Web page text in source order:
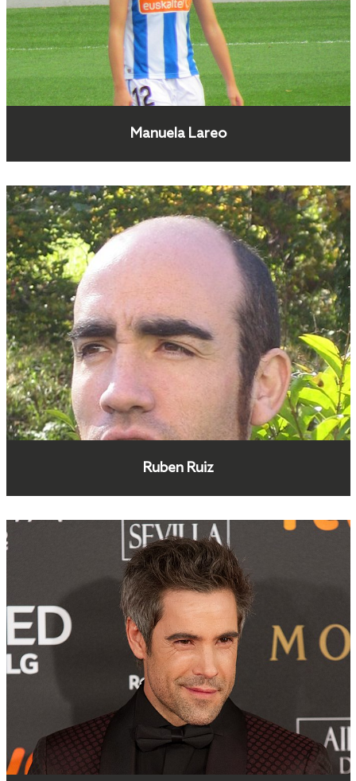
Manuela Lareo
Ruben Ruiz